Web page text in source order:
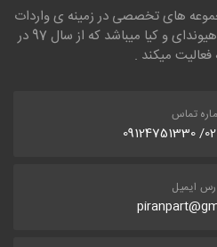
های تخصصی در زمینه ی واردات
و پخش لوازم یدکی خودروهای هیوندای و کیا میباشد که از سال 97 در
فعالیت میکند .
تماس
ایمیل